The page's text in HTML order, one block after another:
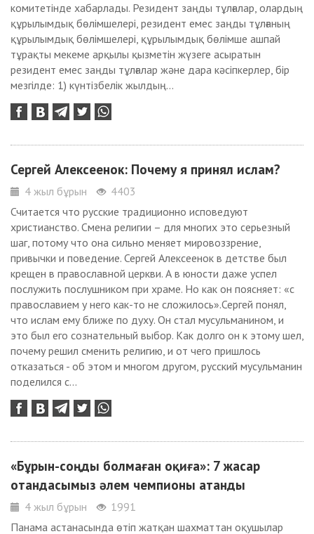
комитетінде хабарлады. Резидент заңды тұлғалар, олардың
құрылымдық бөлімшелері, резидент емес заңды тұлғаның
құрылымдық бөлімшелері, құрылымдық бөлімше ашпай
тұрақты мекеме арқылы қызметін жүзеге асыратын
резидент емес заңды тұлғалар және дара кәсіпкерлер, бір
мезгілде: 1) күнтізбелік жылдың...
Сергей Алексеенок: Почему я принял ислам?
4 жыл бұрын
4403
Считается что русские традиционно исповедуют
христианство. Смена религии – для многих это серьезный
шаг, потому что она сильно меняет мировоззрение,
привычки и поведение. Сергей Алексеенок в детстве был
крещен в православной церкви. А в юности даже успел
послужить послушником при храме. Но как он поясняет: «с
православием у него как-то не сложилось».Сергей понял,
что ислам ему ближе по духу. Он стал мусульманином, и
это был его сознательный выбор. Как долго он к этому шел,
почему решил сменить религию, и от чего пришлось
отказаться - об этом и многом другом, русский мусульманин
поделился с...
«Бұрын-соңды болмаған оқиға»: 7 жасар
отандасымыз әлем чемпионы атанды
4 жыл бұрын
1991
Панама астанасында өтіп жатқан шахматтан оқушылар